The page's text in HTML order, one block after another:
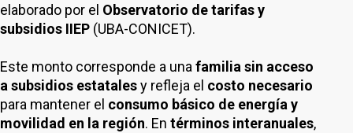
elaborado por el Observatorio de tarifas y
subsidios IIEP (UBA-CONICET).
Este monto corresponde a una familia sin acceso
a subsidios estatalesy refleja el costo necesario
para mantener el consumo básico de energía y
movilidad en la región. En términos interanuales,